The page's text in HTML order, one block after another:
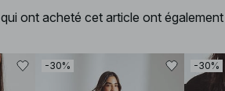
ont acheté cet article ont également
-30% -30%